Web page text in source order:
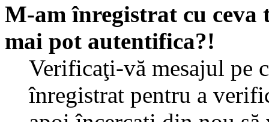
M-am înregistrat cu
mai pot autentifica?!
Verificaţi-vă mesajul pe
înregistrat pentru a